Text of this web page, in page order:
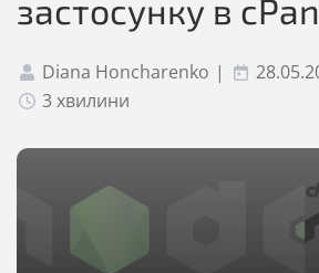
застосунку в
Diana Honcharenko |
3 хвилини